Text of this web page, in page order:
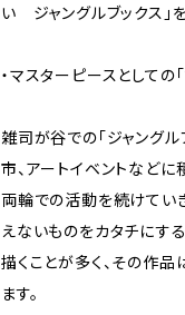
い ジャングルブックス」
・マスターピースとしての
雑司が谷での「ジャング
市、アートイベントなど
両輪での活動を続けてい
えないものをカタチにす
描くことが多く、その作
ます。